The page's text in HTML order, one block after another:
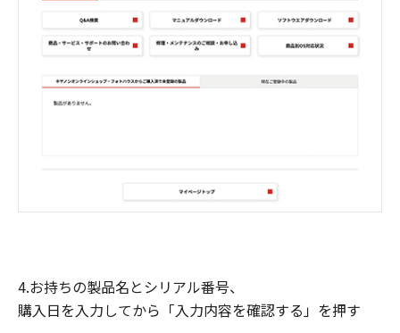
4.お持ちの製品名とシリアル番号、
購入日を入力してから「入力内容を確認する」を押す